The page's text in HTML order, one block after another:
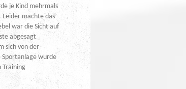
je Kind mehrmals
Leider machte das
war die Sicht auf
abgesagt
sich von der
Sportanlage wurde
Training